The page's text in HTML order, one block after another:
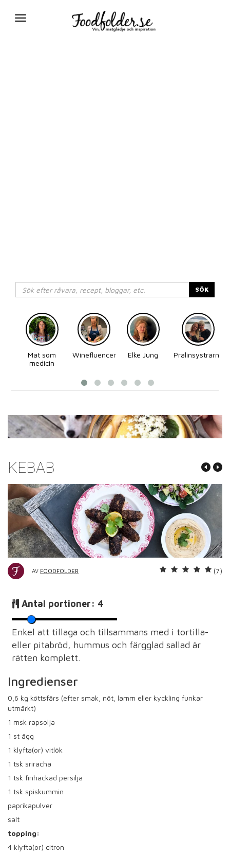
Växla
SÖK
Mat som
medicin
Winefluencer Elke Jung
Pralinsystrarna
KEBAB
AV FOODFOLDER (7)
Antal portioner: 4
Enkel att tillaga och tillsammans med i tortilla-
eller pitabröd, hummus och färgglad sallad är
rätten komplett.
Ingredienser
0,6 kg köttsfärs (efter smak, nöt, lamm eller kyckling funkar
utmärkt)
1 msk rapsolja
1 st ägg
1 klyfta(or) vitlök
1 tsk sriracha
1 tsk finhackad persilja
1 tsk spiskummin
paprikapulver
salt
topping:
4 klyfta(or) citron